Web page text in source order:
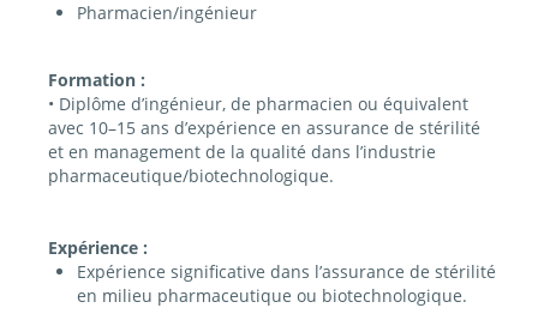
Pharmacien/ingénieur
Formation :
• Diplôme d’ingénieur, de pharmacien ou équivalent
avec 10–15 ans d’expérience en assurance de stérilité
et en management de la qualité dans l’industrie
pharmaceutique/biotechnologique.
Expérience :
Expérience significative dans l’assurance de stérilité
en milieu pharmaceutique ou biotechnologique.